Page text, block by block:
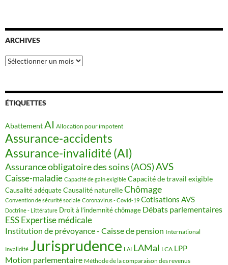
ARCHIVES
Archives
ÉTIQUETTES
AbattementAI Allocation pour impotent
Assurance-accidents
Assurance-invalidité (AI)
Assurance obligatoire des soins (AOS)AVS
Caisse-maladie Capacité de gain exigible Capacité de travail exigible
Causalité adéquate Causalité naturelleChômage
Convention de sécurité sociale Coronavirus - Covid-19 Cotisations AVS
Doctrine - Littérature Droit à l’indemnité chômage Débats parlementaires
ESSExpertise médicale
Institution de prévoyance - Caisse de pension International
Invalidité Jurisprudence LAI LAMal LCA LPP
Motion parlementaire Méthode de la comparaison des revenus